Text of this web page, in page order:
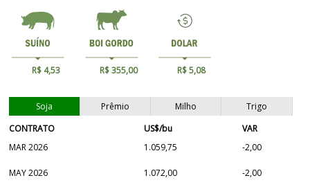
R$ 4,53 R$ 355,00 R$ 5,08
Soja Prêmio Milho
Trigo
CONTRATO
US$/bu
VAR
MAR 2026
1.059,75 -2,00
MAY 2026 1.072,00 -2,00